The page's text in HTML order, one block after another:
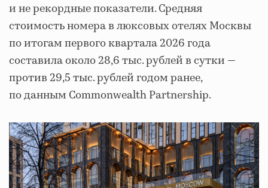
и не рекордные показатели. Средняя
стоимость номера в люксовых отелях Москвы
по итогам первого квартала 2026 года
составила около 28,6 тыс. рублей в сутки —
против 29,5 тыс. рублей годом ранее,
по данным Commonwealth Partnership.